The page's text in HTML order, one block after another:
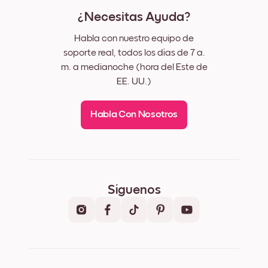
¿Necesitas Ayuda?
Habla con nuestro equipo de
soporte real, todos los días de 7 a.
m. a medianoche (hora del Este de
EE. UU.)
Habla Con Nosotros
Síguenos